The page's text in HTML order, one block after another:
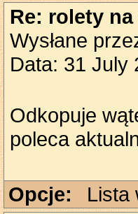
Re: rolety
Wysłane
Data: 31 July
Odkopuje
poleca
Opcje: Lista